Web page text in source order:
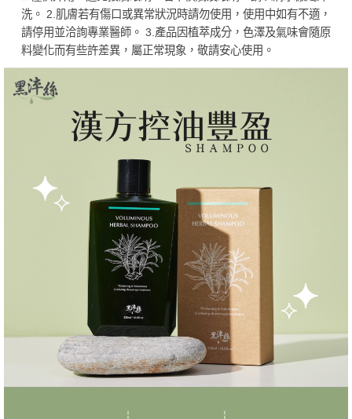
洗。 2.肌膚若有傷口或異常狀況時請勿使用，使用中如有不適，
請停用並洽詢專業醫師。 3.產品因植萃成分，色澤及氣味會隨原
料變化而有些許差異，屬正常現象，敬請安心使用。